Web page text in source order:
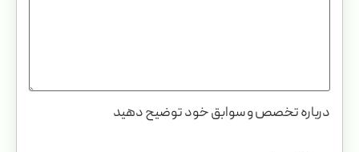
درباره تخصص و سوابق خود توضیح دهید